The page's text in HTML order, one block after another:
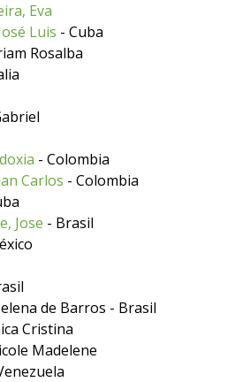
Eva
Luis - Cuba
Rosalba
- Colombia
Carlos - Colombia
Jose - Brasil
de Barros - Brasil
Cristina
Madelene